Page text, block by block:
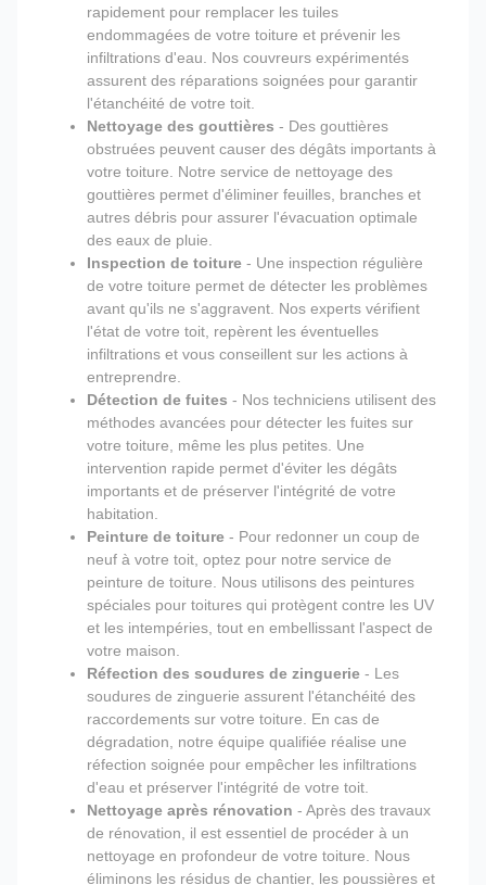
rapidement pour remplacer les tuiles
endommagées de votre toiture et prévenir les
infiltrations d'eau. Nos couvreurs expérimentés
assurent des réparations soignées pour garantir
l'étanchéité de votre toit.
Nettoyage des gouttières - Des gouttières
obstruées peuvent causer des dégâts importants à
votre toiture. Notre service de nettoyage des
gouttières permet d'éliminer feuilles, branches et
autres débris pour assurer l'évacuation optimale
des eaux de pluie.
Inspection de toiture - Une inspection régulière
de votre toiture permet de détecter les problèmes
avant qu'ils ne s'aggravent. Nos experts vérifient
l'état de votre toit, repèrent les éventuelles
infiltrations et vous conseillent sur les actions à
entreprendre.
Détection de fuites - Nos techniciens utilisent des
méthodes avancées pour détecter les fuites sur
votre toiture, même les plus petites. Une
intervention rapide permet d'éviter les dégâts
importants et de préserver l'intégrité de votre
habitation.
Peinture de toiture - Pour redonner un coup de
neuf à votre toit, optez pour notre service de
peinture de toiture. Nous utilisons des peintures
spéciales pour toitures qui protègent contre les UV
et les intempéries, tout en embellissant l'aspect de
votre maison.
Réfection des soudures de zinguerie - Les
soudures de zinguerie assurent l'étanchéité des
raccordements sur votre toiture. En cas de
dégradation, notre équipe qualifiée réalise une
réfection soignée pour empêcher les infiltrations
d'eau et préserver l'intégrité de votre toit.
Nettoyage après rénovation - Après des travaux
de rénovation, il est essentiel de procéder à un
nettoyage en profondeur de votre toiture. Nous
éliminons les résidus de chantier, les poussières et